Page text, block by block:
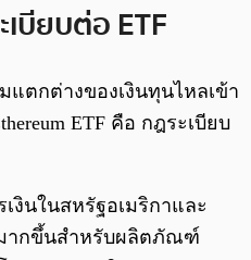
บียบต่อ ETF
ตกต่างของเงินทุนไหลเข้า
ETF คือ กฎระเบียบ
งินในสหรัฐอเมริกาและ
ากขึ้นสำหรับผลิตภัณฑ์